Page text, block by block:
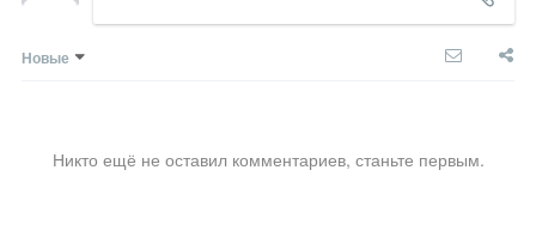
Новые
Никто ещё не оставил комментариев, станьте первым.